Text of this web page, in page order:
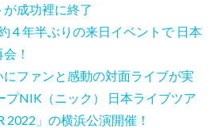
が成功裡に終了
4 年半ぶりの来日イベントで 日本
！
ファンと感動の対面ライブが実
プNIK（ニック） 日本ライブツア
2022」の横浜公演開催！